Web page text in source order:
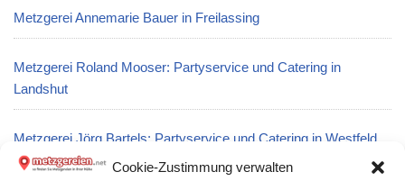
Cookie-Zustimmung verwalten
Metzgerei Annemarie Bauer in Freilassing
Metzgerei Roland Mooser: Partyservice und Catering in
Landshut
Metzgerei Jörg Bartels: Partyservice und Catering in Westfeld